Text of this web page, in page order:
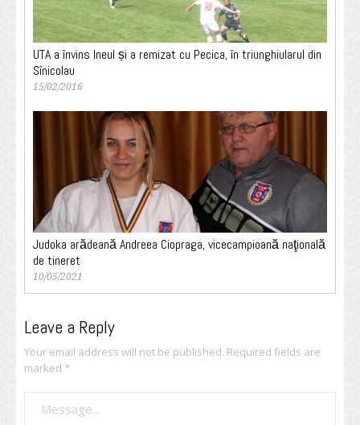
UTA a învins Ineul și a remizat cu Pecica, în triunghiularul din
Sînicolau
15/02/2016
Judoka arădeană Andreea Ciopraga, vicecampioană naţională
de tineret
10/05/2021
Leave a Reply
Your email address will not be published. Required fields are
marked *